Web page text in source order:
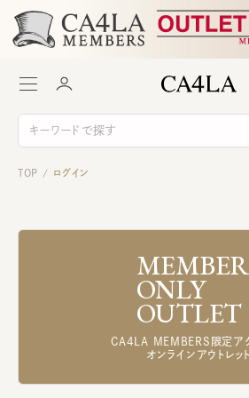
TOP / ログイン
ONLY
OUTLET
CA4LA MEMBERS限定ア
オンラインアウトレット